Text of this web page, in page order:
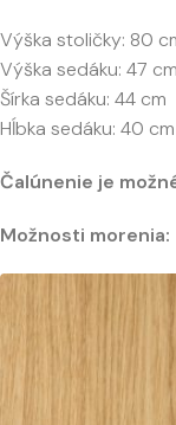
Výška stoličky: 80
Výška sedáku: 47 cm
Šírka sedáku: 44 cm
Hĺbka sedáku: 40 cm
Čalúnenie je
Možnosti morenia: